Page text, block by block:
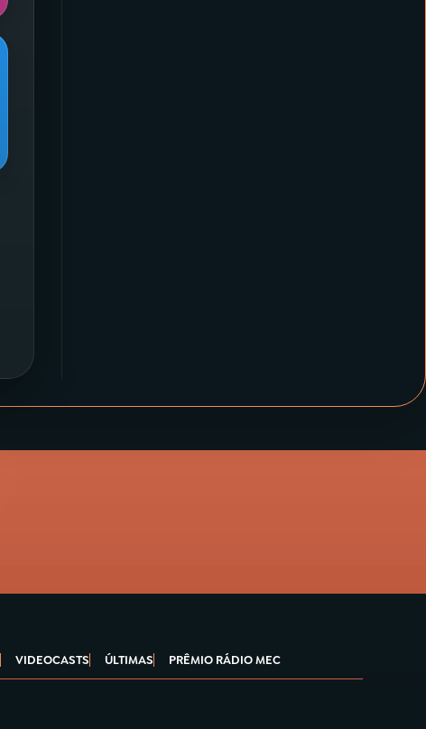
VIDEOCASTS ÚLTIMAS PRÊMIO RÁDIO MEC